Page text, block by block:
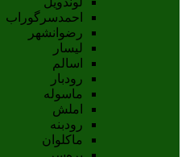
احمدسرگوراب
رضوانشهر
لیسار
اسالم
رودبار
ماسوله
املش
رودبنه
ماکلوان